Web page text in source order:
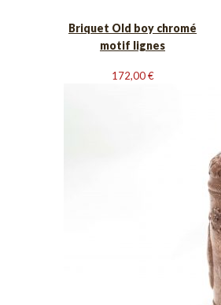
Briquet Old boy chromé
motif lignes
172,00€